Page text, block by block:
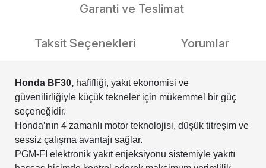
Garanti ve Teslimat
Taksit Seçenekleri Yorumlar
Honda BF30, hafifliği, yakıt ekonomisi ve
güvenilirliğiyle küçük tekneler için mükemmel bir güç
seçeneğidir.
Honda’nın 4 zamanlı motor teknolojisi, düşük titreşim ve
sessiz çalışma avantajı sağlar.
PGM-FI elektronik yakıt enjeksiyonu sistemiyle yakıtı